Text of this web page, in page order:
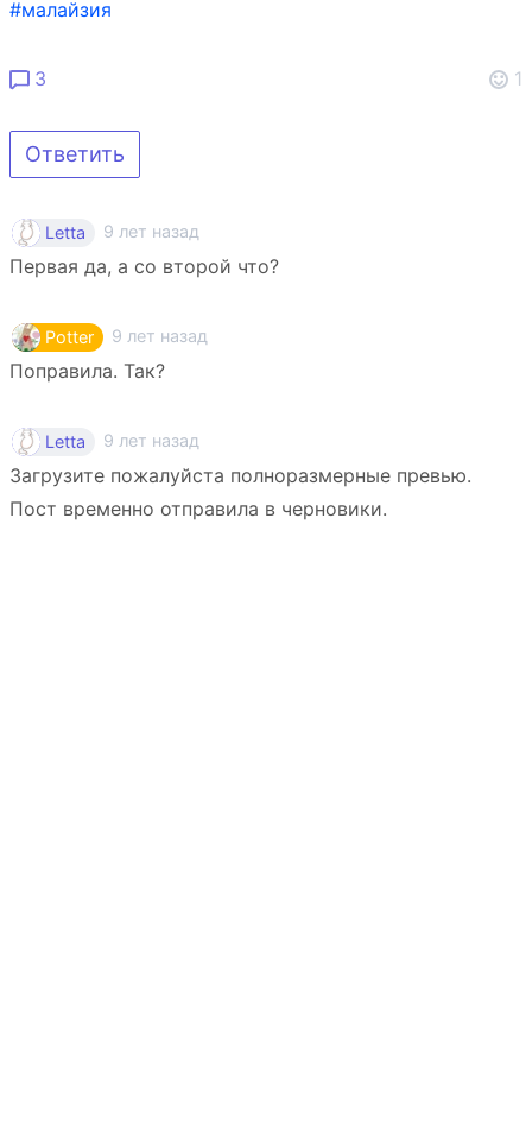
#малайзия
3 1
Ответить
Letta 9 лет назад
Первая да, а со второй что?
Potter 9 лет назад
Поправила. Так?
Letta 9 лет назад
Загрузите пожалуйста полноразмерные превью.
Пост временно отправила в черновики.